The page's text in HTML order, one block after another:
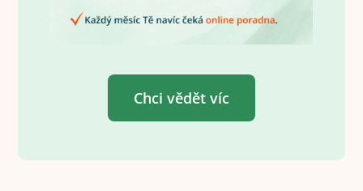
Chci vědět víc